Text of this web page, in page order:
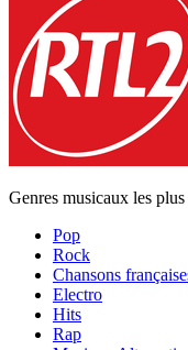
Genres musicaux les
Pop
Rock
Chansons
Electro
Hits
Rap